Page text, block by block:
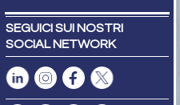
SEGUICI SUI NOSTRI
SOCIAL NETWORK